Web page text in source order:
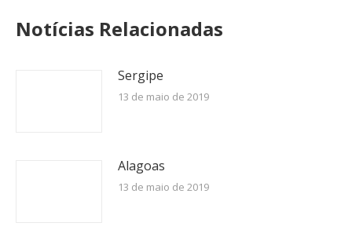
Notícias Relacionadas
Sergipe
13 de maio de 2019
Alagoas
13 de maio de 2019